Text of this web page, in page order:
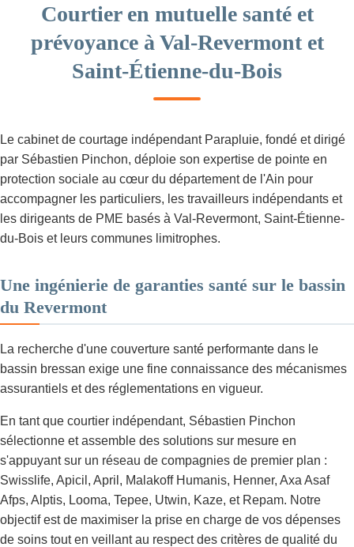
Courtier en mutuelle santé et
prévoyance à Val-Revermont et
Saint-Étienne-du-Bois
Le cabinet de courtage indépendant Parapluie, fondé et dirigé
par Sébastien Pinchon, déploie son expertise de pointe en
protection sociale au cœur du département de l'Ain pour
accompagner les particuliers, les travailleurs indépendants et
les dirigeants de PME basés à Val-Revermont, Saint-Étienne-
du-Bois et leurs communes limitrophes.
Une ingénierie de garanties santé sur le bassin
du Revermont
La recherche d'une couverture santé performante dans le
bassin bressan exige une fine connaissance des mécanismes
assurantiels et des réglementations en vigueur.
En tant que courtier indépendant, Sébastien Pinchon
sélectionne et assemble des solutions sur mesure en
s'appuyant sur un réseau de compagnies de premier plan :
Swisslife, Apicil, April, Malakoff Humanis, Henner, Axa Asaf
Afps, Alptis, Looma, Tepee, Utwin, Kaze, et Repam. Notre
objectif est de maximiser la prise en charge de vos dépenses
de soins tout en veillant au respect des critères de qualité du